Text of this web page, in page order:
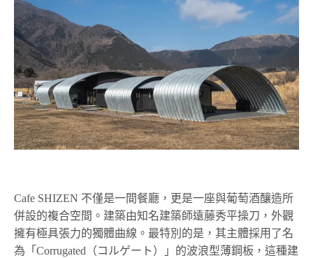
Cafe SHIZEN 不僅是一間餐廳，更是一座與葡萄酒釀造所
併設的複合空間。建築由知名建築師遠藤秀平操刀，外觀
擁有極具張力的獨體曲線。最特別的是，其主體採用了名
為「Corrugated（コルゲート）」的波浪型薄鋼板，這種建